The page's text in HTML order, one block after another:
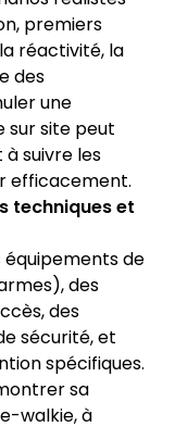
premiers
réactivité, la
des
une
sur site peut
suivre les
efficacement.
techniques et
de
des
des
sécurité, et
spécifiques.
sa
walkie, à